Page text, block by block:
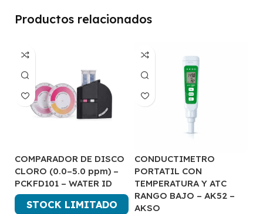
Productos relacionados
COMPARADOR DE DISCO
CLORO (0.0–5.0 ppm) –
PCKFD101 – WATER ID
STOCK LIMITADO
CONDUCTIMETRO
PORTATIL CON
TEMPERATURA Y ATC
RANGO BAJO – AK52 –
AKSO